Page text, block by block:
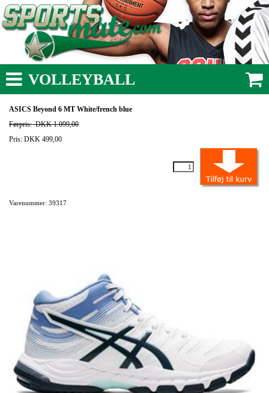
VOLLEYBALL
ASICS Beyond 6 MT White/french blue
Førpris:DKK 1.099,00
Pris: DKK 499,00
Varenummer: 39317